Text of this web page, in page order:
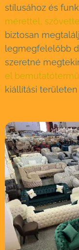
stílusához és
mérettel,
biztosan
legmegfelelőbb
szeretné
el
kiállítási